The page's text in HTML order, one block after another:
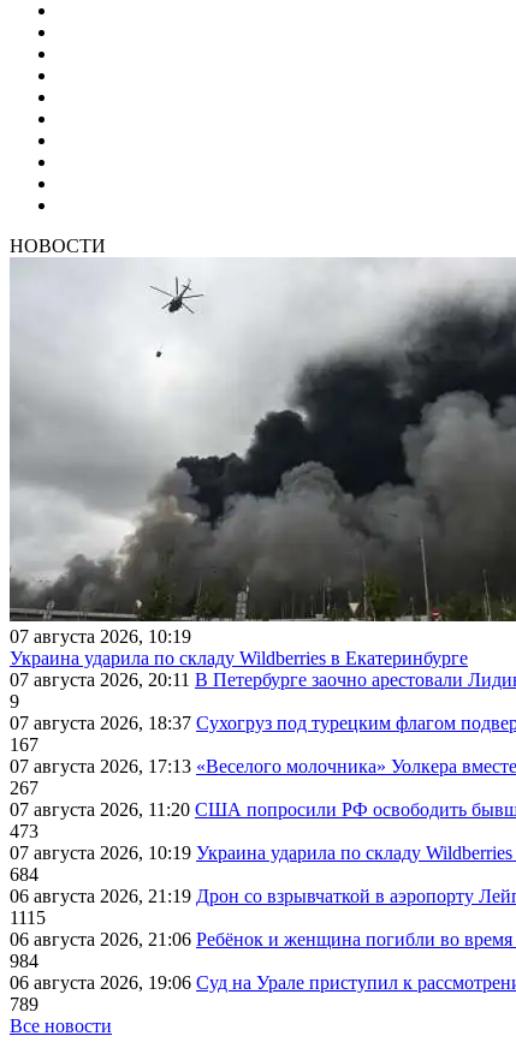
НОВОСТИ
07 августа 2026, 10:19
Украина ударила по складу Wildberries в Екатеринбурге
07 августа 2026, 20:11 В Петербурге заочно арестовали
9
07 августа 2026, 18:37 Сухогруз под турецким флагом
167
07 августа 2026, 17:13 «Веселого молочника» Уолкера
267
07 августа 2026, 11:20 США попросили РФ освободить
473
07 августа 2026, 10:19 Украина ударила по складу
684
06 августа 2026, 21:19 Дрон со взрывчаткой в аэропорту
1115
06 августа 2026, 21:06 Ребёнок и женщина погибли во время
984
06 августа 2026, 19:06 Суд на Урале приступил к
789
Все новости